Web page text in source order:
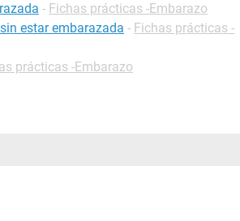
- Fichas prácticas -Embarazo
estar embarazada - Fichas prácticas -
prácticas -Embarazo